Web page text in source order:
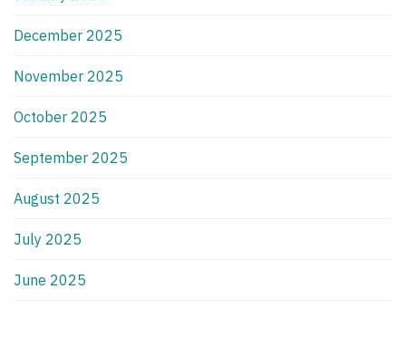
December 2025
November 2025
October 2025
September 2025
August 2025
July 2025
June 2025